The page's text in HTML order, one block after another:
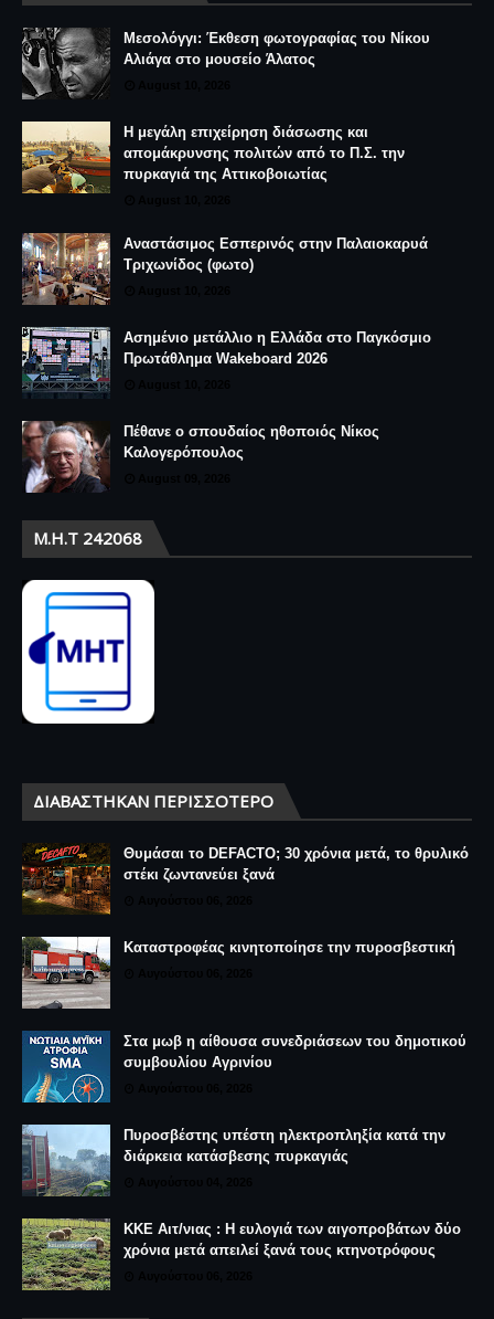
Μεσολόγγι: Έκθεση φωτογραφίας του Νίκου
Αλιάγα στο μουσείο Άλατος
Η μεγάλη επιχείρηση διάσωσης και
απομάκρυνσης πολιτών από το Π.Σ. την
πυρκαγιά της Αττικοβοιωτίας
Αναστάσιμος Εσπερινός στην Παλαιοκαρυά
Τριχωνίδος (φωτο)
Ασημένιο μετάλλιο η Ελλάδα στο Παγκόσμιο
Πρωτάθλημα Wakeboard 2026
Πέθανε ο σπουδαίος ηθοποιός Νίκος
Καλογερόπουλος
Μ.Η.Τ 242068
ΔΙΑΒΆΣΤΗΚΑΝ ΠΕΡΙΣΣΌΤΕΡΟ
Θυμάσαι το DEFACTO; 30 χρόνια μετά, το θρυλικό
στέκι ζωντανεύει ξανά
Καταστροφέας κινητοποίησε την πυροσβεστική
Στα μωβ η αίθουσα συνεδριάσεων του δημοτικού
συμβουλίου Αγρινίου
Πυροσβέστης υπέστη ηλεκτροπληξία κατά την
διάρκεια κατάσβεσης πυρκαγιάς
ΚΚΕ Αιτ/νιας : Η ευλογιά των αιγοπροβάτων δύο
χρόνια μετά απειλεί ξανά τους κτηνοτρόφους